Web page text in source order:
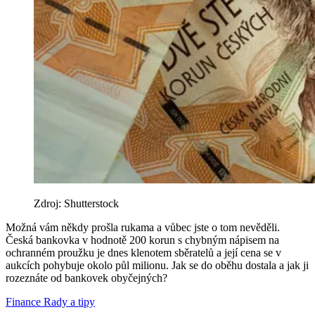
Zdroj: Shutterstock
Možná vám někdy prošla rukama a vůbec jste o tom nevěděli.
Česká bankovka v hodnotě 200 korun s chybným nápisem na
ochranném proužku je dnes klenotem sběratelů a její cena se v
aukcích pohybuje okolo půl milionu. Jak se do oběhu dostala a jak ji
rozeznáte od bankovek obyčejných?
Finance Rady a tipy